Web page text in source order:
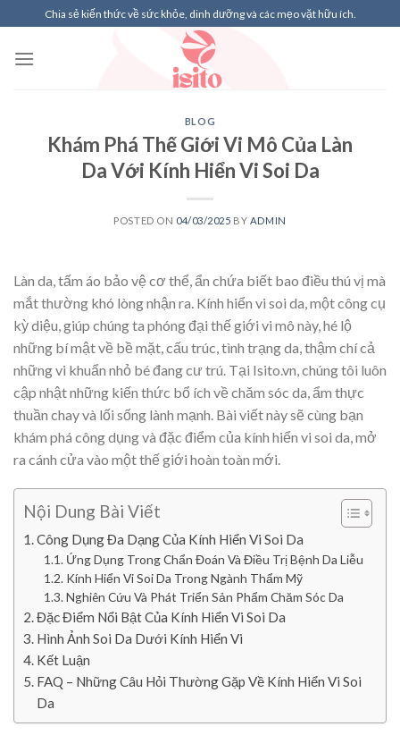
to
content
Chia sẻ kiến thức về sức khỏe, dinh dưỡng và các mẹo vặt hữu ích.
BLOG
Khám Phá Thế Giới Vi Mô Của Làn
Da Với Kính Hiển Vi Soi Da
POSTED ON 04/03/2025 BY ADMIN
Làn da, tấm áo bảo vệ cơ thể, ẩn chứa biết bao điều thú vị mà
mắt thường khó lòng nhận ra. Kính hiển vi soi da, một công cụ
kỳ diệu, giúp chúng ta phóng đại thế giới vi mô này, hé lộ
những bí mật về bề mặt, cấu trúc, tình trạng da, thậm chí cả
những vi khuẩn nhỏ bé đang cư trú. Tại Isito.vn, chúng tôi luôn
cập nhật những kiến thức bổ ích về chăm sóc da, ẩm thực
thuần chay và lối sống lành mạnh. Bài viết này sẽ cùng bạn
khám phá công dụng và đặc điểm của kính hiển vi soi da, mở
ra cánh cửa vào một thế giới hoàn toàn mới.
Nội Dung Bài Viết
Công Dụng Đa Dạng Của Kính Hiển Vi Soi Da
Ứng Dụng Trong Chẩn Đoán Và Điều Trị Bệnh Da Liễu
Kính Hiển Vi Soi Da Trong Ngành Thẩm Mỹ
Nghiên Cứu Và Phát Triển Sản Phẩm Chăm Sóc Da
Đặc Điểm Nổi Bật Của Kính Hiển Vi Soi Da
Hình Ảnh Soi Da Dưới Kính Hiển Vi
Kết Luận
FAQ – Những Câu Hỏi Thường Gặp Về Kính Hiển Vi Soi
Da